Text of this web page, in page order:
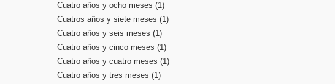
Cuatro años y ocho meses (1)
Cuatros años y siete meses (1)
Cuatro años y seis meses (1)
Cuatro años y cinco meses (1)
Cuatro años y cuatro meses (1)
Cuatro años y tres meses (1)